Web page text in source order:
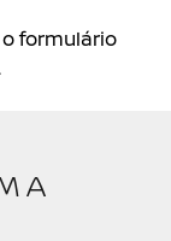
formulário
A